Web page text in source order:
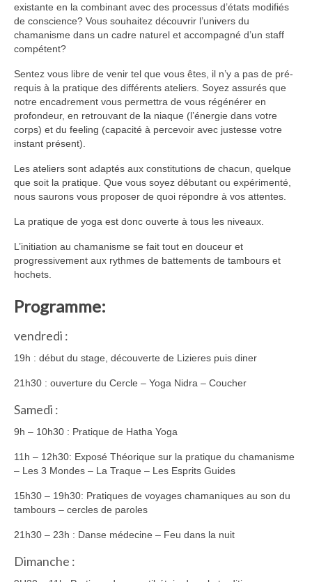
existante en la combinant avec des processus d’états modifiés
de conscience? Vous souhaitez découvrir l’univers du
chamanisme dans un cadre naturel et accompagné d’un staff
compétent?
Sentez vous libre de venir tel que vous êtes, il n’y a pas de pré-
requis à la pratique des différents ateliers. Soyez assurés que
notre encadrement vous permettra de vous régénérer en
profondeur, en retrouvant de la niaque (l’énergie dans votre
corps) et du feeling (capacité à percevoir avec justesse votre
instant présent).
Les ateliers sont adaptés aux constitutions de chacun, quelque
que soit la pratique. Que vous soyez débutant ou expérimenté,
nous saurons vous proposer de quoi répondre à vos attentes.
La pratique de yoga est donc ouverte à tous les niveaux.
L’initiation au chamanisme se fait tout en douceur et
progressivement aux rythmes de battements de tambours et
hochets.
Programme:
vendredi :
19h : début du stage, découverte de Lizieres puis diner
21h30 : ouverture du Cercle – Yoga Nidra – Coucher
Samedi :
9h – 10h30 : Pratique de Hatha Yoga
11h – 12h30: Exposé Théorique sur la pratique du chamanisme
– Les 3 Mondes – La Traque – Les Esprits Guides
15h30 – 19h30: Pratiques de voyages chamaniques au son du
tambours – cercles de paroles
21h30 – 23h : Danse médecine – Feu dans la nuit
Dimanche :